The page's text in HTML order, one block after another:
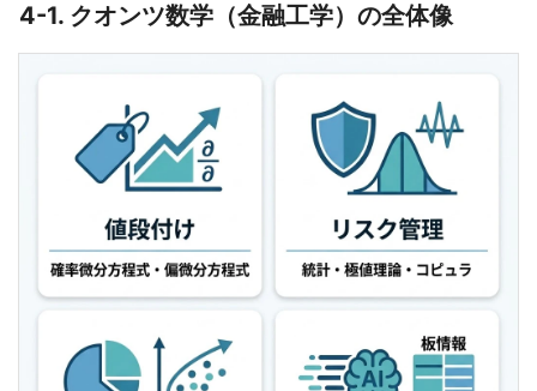
4-1. クオンツ数学（金融工学）の全体像